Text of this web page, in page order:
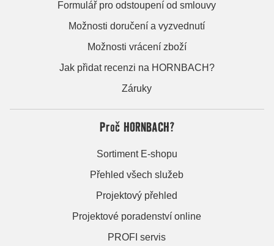
Formulář pro odstoupení od smlouvy
Možnosti doručení a vyzvednutí
Možnosti vrácení zboží
Jak přidat recenzi na HORNBACH?
Záruky
Proč HORNBACH?
Sortiment E-shopu
Přehled všech služeb
Projektový přehled
Projektové poradenství online
PROFI servis